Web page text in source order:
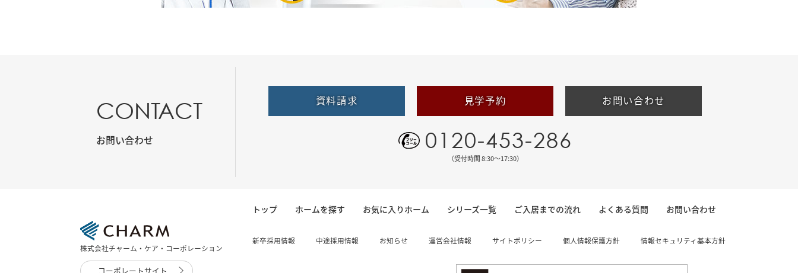
CONTACT
お問い合わせ
資料請求 見学予約 お問い合わせ
0120-453-286
（受付時間 8:30〜17:30）
トップ ホームを探す お気に入りホーム シリーズ一覧 ご入居までの流れ よくある質問 お問い合わせ
新卒採用情報 中途採用情報 お知らせ 運営会社情報 サイトポリシー 個人情報保護方針 情報セキュリティ基本方針
株式会社チャーム・ケア・コーポレーション
コーポレートサイト